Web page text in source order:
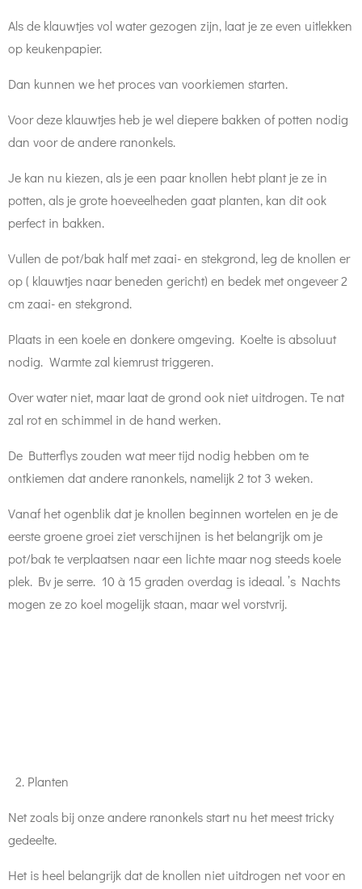
Als de klauwtjes vol water gezogen zijn, laat je ze even uitlekken
op keukenpapier.
Dan kunnen we het proces van voorkiemen starten.
Voor deze klauwtjes heb je wel diepere bakken of potten nodig
dan voor de andere ranonkels.
Je kan nu kiezen, als je een paar knollen hebt plant je ze in
potten, als je grote hoeveelheden gaat planten, kan dit ook
perfect in bakken.
Vullen de pot/bak half met zaai- en stekgrond, leg de knollen er
op ( klauwtjes naar beneden gericht) en bedek met ongeveer 2
cm zaai- en stekgrond.
Plaats in een koele en donkere omgeving. Koelte is absoluut
nodig. Warmte zal kiemrust triggeren.
Over water niet, maar laat de grond ook niet uitdrogen. Te nat
zal rot en schimmel in de hand werken.
De Butterflys zouden wat meer tijd nodig hebben om te
ontkiemen dat andere ranonkels, namelijk 2 tot 3 weken.
Vanaf het ogenblik dat je knollen beginnen wortelen en je de
eerste groene groei ziet verschijnen is het belangrijk om je
pot/bak te verplaatsen naar een lichte maar nog steeds koele
plek. Bv je serre. 10 à 15 graden overdag is ideaal. ’s Nachts
mogen ze zo koel mogelijk staan, maar wel vorstvrij.
Planten
Net zoals bij onze andere ranonkels start nu het meest tricky
gedeelte.
Het is heel belangrijk dat de knollen niet uitdrogen net voor en